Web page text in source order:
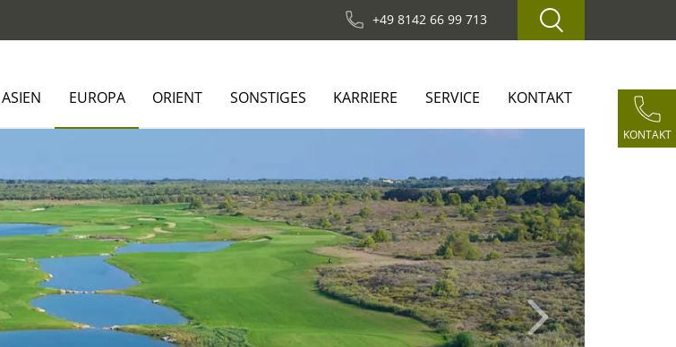
+49 8142 66 99 713
KONTAKT
ASIEN EUROPA ORIENT SONSTIGES KARRIERE SERVICE KONTAKT